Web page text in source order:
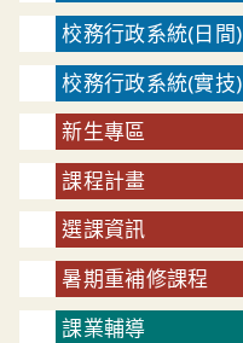
校務行政系統(日間)
校務行政系統(實技)
新生專區
課程計畫
選課資訊
暑期重補修課程
課業輔導